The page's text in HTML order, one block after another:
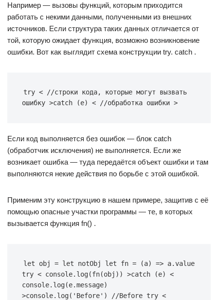
Например — вызовы функций, которым приходится
работать с некими данными, полученными из внешних
источников. Если структура таких данных отличается от
той, которую ожидает функция, возможно возникновение
ошибки. Вот как выглядит схема конструкции try. catch .
try < //строки кода, которые могут вызвать
ошибку >catch (e) < //обработка ошибки >
Если код выполняется без ошибок — блок catch
(обработчик исключения) не выполняется. Если же
возникает ошибка — туда передаётся объект ошибки и там
выполняются некие действия по борьбе с этой ошибкой.
Применим эту конструкцию в нашем примере, защитив с её
помощью опасные участки программы — те, в которых
вызывается функция fn() .
let obj = let notObj let fn = (a) => a.value
try < console.log(fn(obj)) >catch (e) <
console.log(e.message)
>console.log('Before') //Before try <